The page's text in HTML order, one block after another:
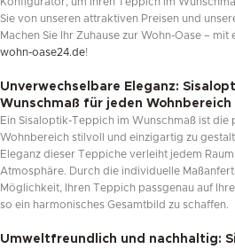
Sie von unseren attraktiven Preisen und
Machen Sie Ihr Zuhause zur Wohn-Oase –
wohn-oase24.de!
Unverwechselbare Eleganz:
Wunschmaß für jeden Wohnbereich
Ein Sisaloptik-Teppich im Wunschmaß ist die
Wohnbereich stilvoll und einzigartig zu
Eleganz dieser Teppiche verleiht jedem
Atmosphäre. Durch die individuelle
Möglichkeit, Ihren Teppich passgenau auf
so ein harmonisches Gesamtbild zu schaffen.
Umweltfreundlich und nachhaltig: